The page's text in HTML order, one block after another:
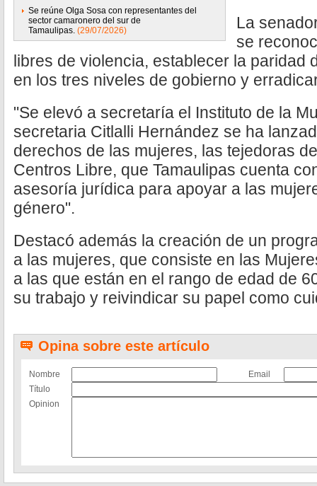
Se reúne Olga Sosa con representantes del
sector camaronero del sur de
Tamaulipas. (29/07/2026)
La
se
libres de violencia, establecer la paridad
en los tres niveles de gobierno y
"Se elevó a secretaría el Instituto de la
secretaria Citlalli Hernández se ha
derechos de las mujeres, las tejedoras
Centros Libre, que Tamaulipas cuenta
asesoría jurídica para apoyar a las
género".
Destacó además la creación de un
a las mujeres, que consiste en las
a las que están en el rango de edad de
su trabajo y reivindicar su papel como
Opina sobre este artículo
Nombre
Email
Título
Opinion